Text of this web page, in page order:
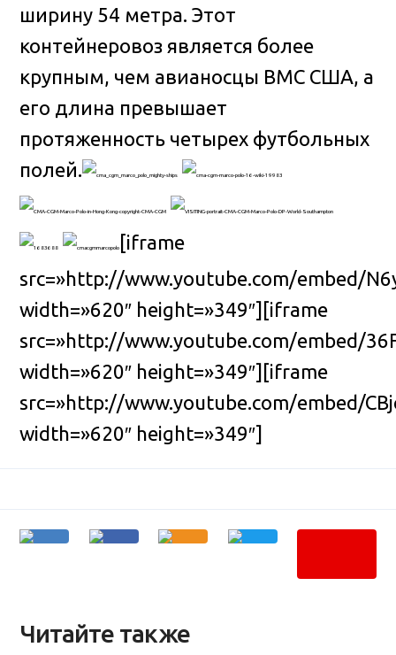
ширину 54 метра. Этот
контейнеровоз является более
крупным, чем авианосцы ВМС США, а
его длина превышает
протяженность четырех футбольных
полей.
[iframe
src=»http://www.youtube.com/embed/
width=»620″ height=»349″][iframe
src=»http://www.youtube.com/embed/
width=»620″ height=»349″][iframe
src=»http://www.youtube.com/embed/
width=»620″ height=»349″]
Читайте также